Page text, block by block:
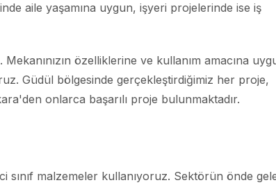
aile yaşamına uygun, işyeri projelerinde ise iş
özelliklerine ve kullanım amacına
Güdül bölgesinde gerçekleştirdiğimiz her proje,
onlarca başarılı proje bulunmaktadır.
sınıf malzemeler kullanıyoruz. Sektörün önde